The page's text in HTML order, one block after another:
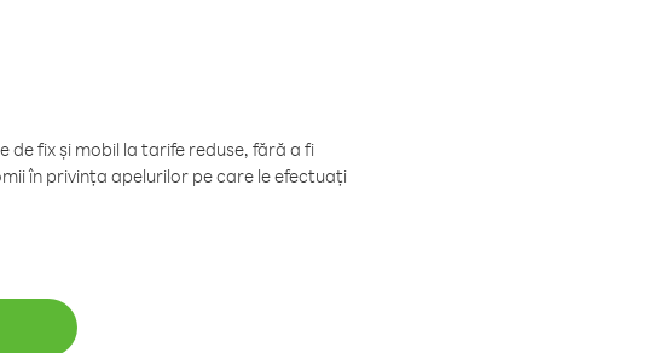
fix și mobil la tarife reduse, fără a fi
în privința apelurilor pe care le efectuați